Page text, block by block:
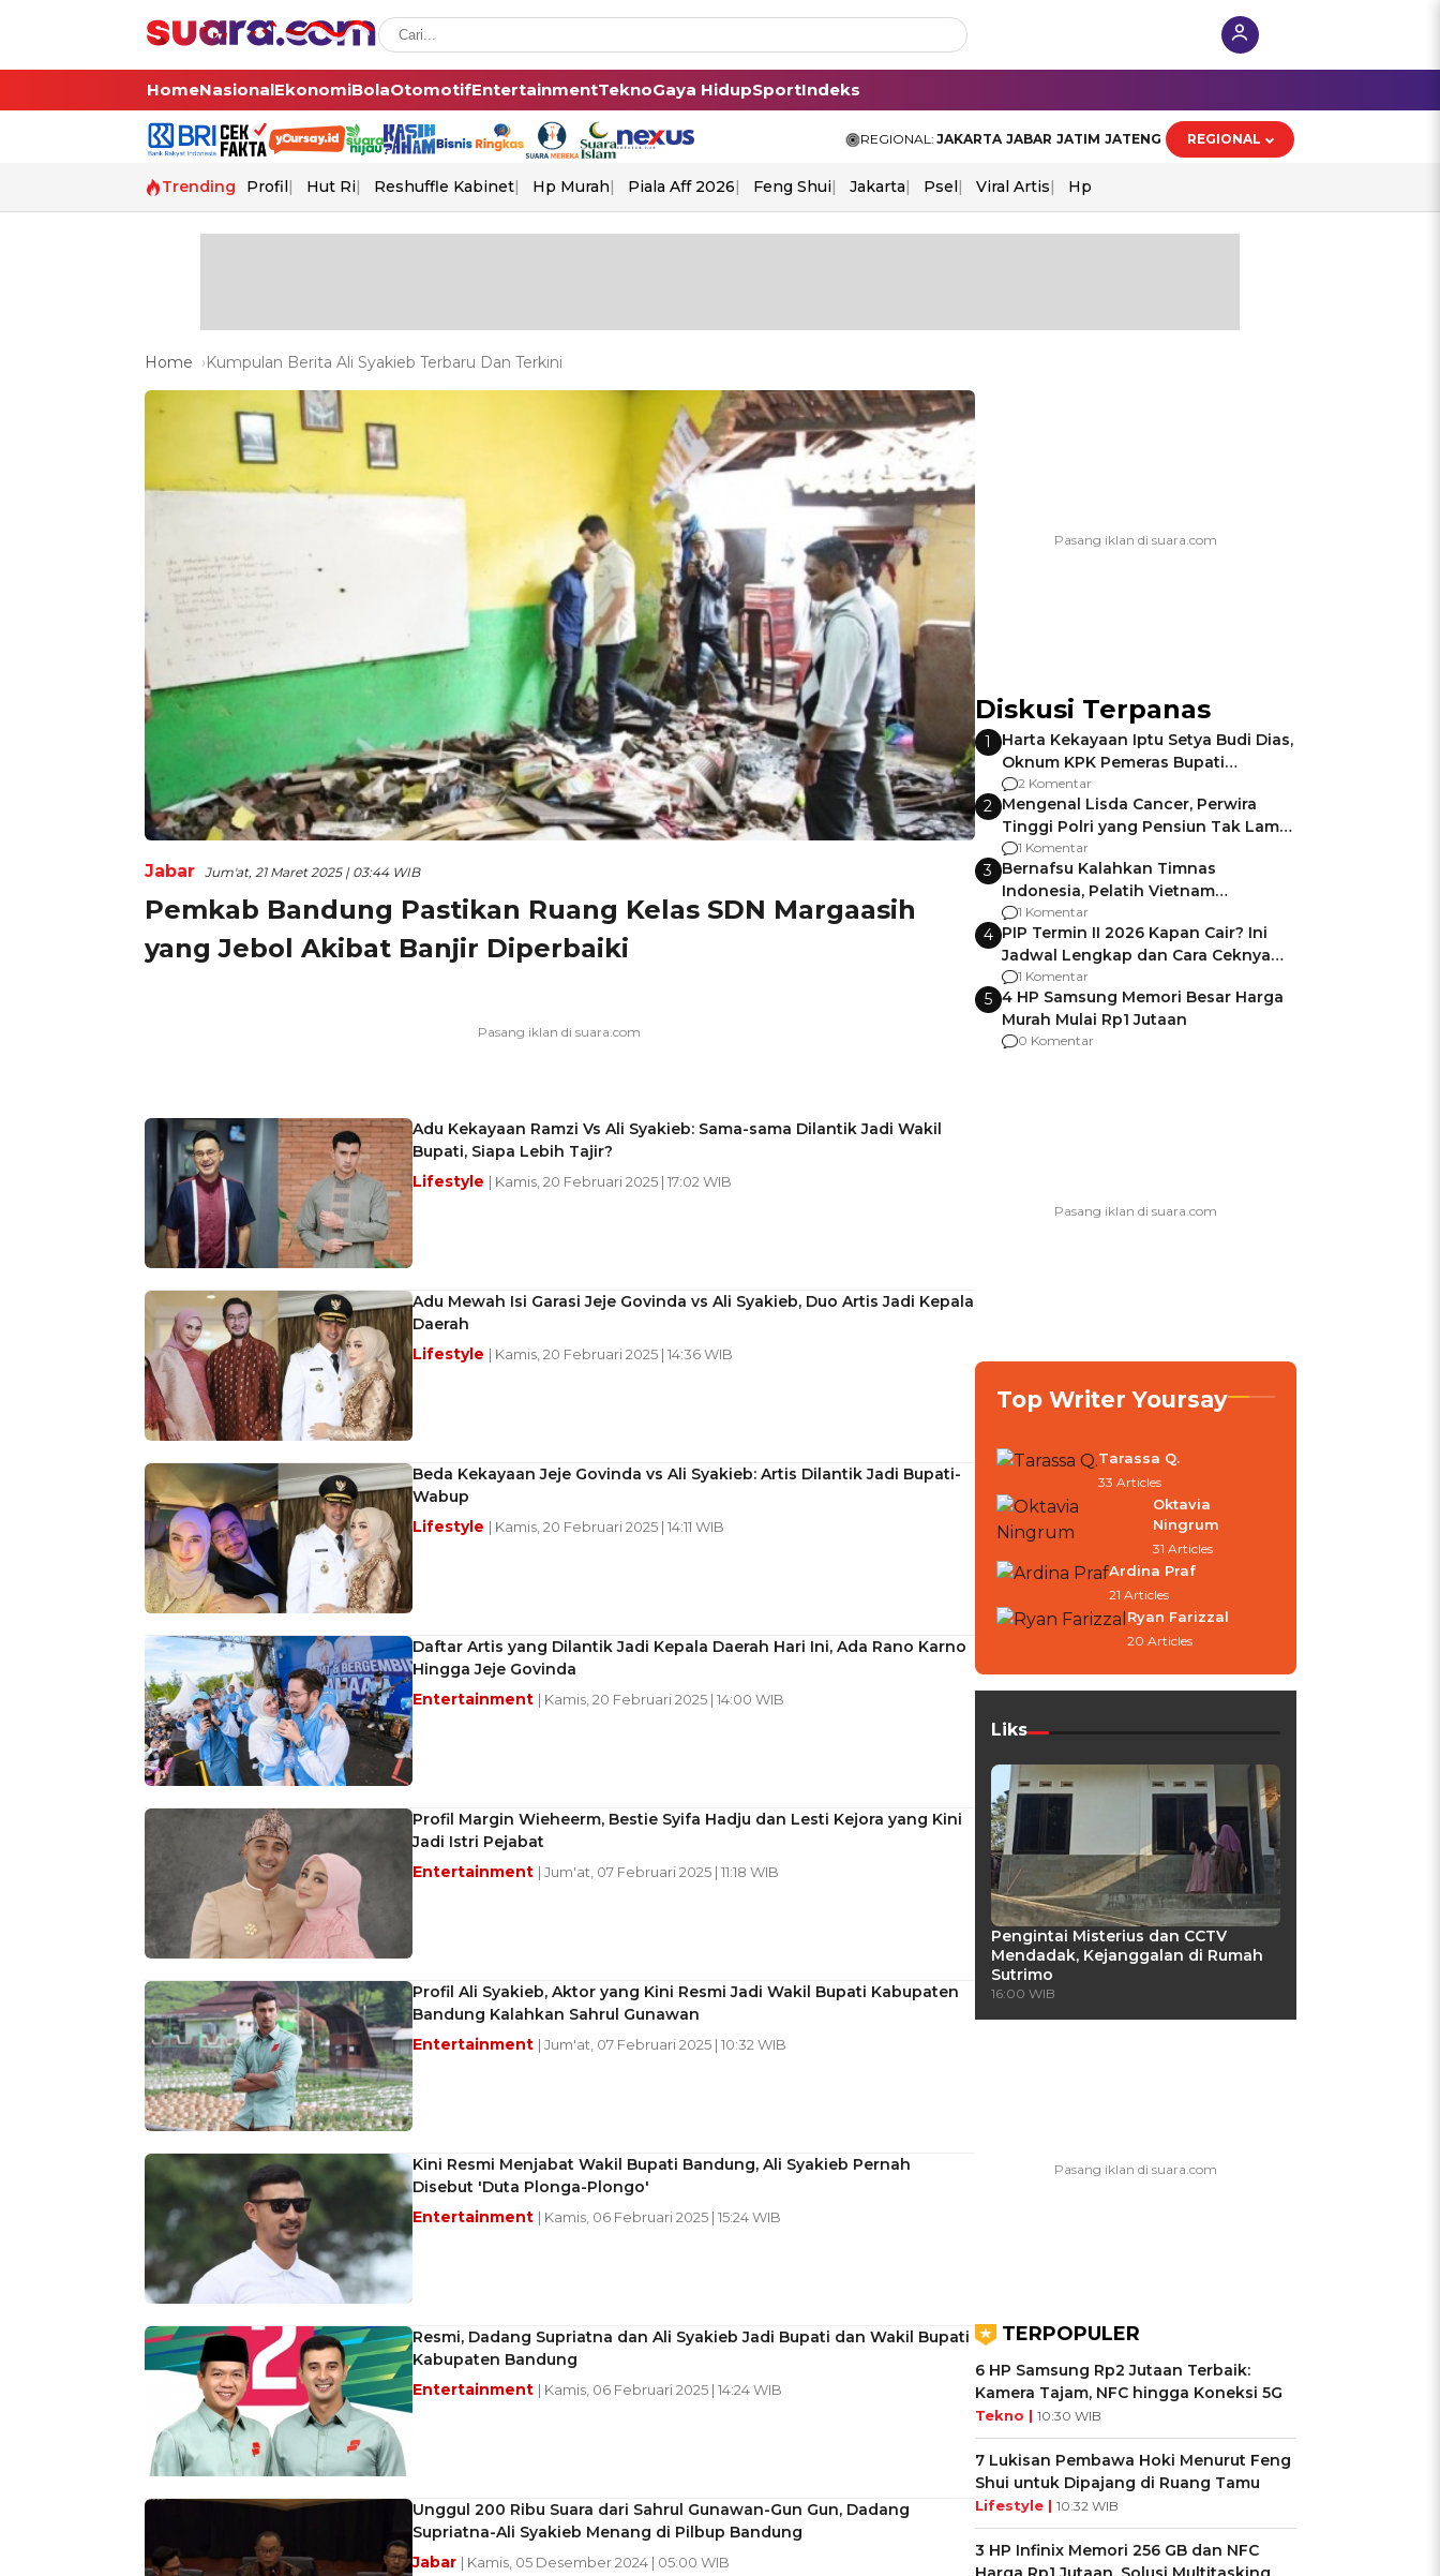
HomeNasionalEkonomiBolaOtomotifEntertainmentTeknoGaya HidupSportIndeks
REGIONAL: JAKARTA JABAR JATIM JATENG REGIONAL
Trending Profil Hut Ri Reshuffle Kabinet Hp Murah Piala Aff 2026 Feng Shui Jakarta Psel Viral Artis Hp
Home Kumpulan Berita Ali Syakieb Terbaru Dan Terkini
Jabar Jum'at, 21 Maret 2025 | 03:44 WIB
Pemkab Bandung Pastikan Ruang Kelas SDN Margaasih
yang Jebol Akibat Banjir Diperbaiki
Adu Kekayaan Ramzi Vs Ali Syakieb: Sama-sama Dilantik Jadi Wakil
Bupati, Siapa Lebih Tajir?
Lifestyle | Kamis, 20 Februari 2025 | 17:02 WIB
Adu Mewah Isi Garasi Jeje Govinda vs Ali Syakieb, Duo Artis Jadi Kepala
Daerah
Lifestyle | Kamis, 20 Februari 2025 | 14:36 WIB
Beda Kekayaan Jeje Govinda vs Ali Syakieb: Artis Dilantik Jadi Bupati-
Wabup
Lifestyle | Kamis, 20 Februari 2025 | 14:11 WIB
Daftar Artis yang Dilantik Jadi Kepala Daerah Hari Ini, Ada Rano Karno
Hingga Jeje Govinda
Entertainment | Kamis, 20 Februari 2025 | 14:00 WIB
Profil Margin Wieheerm, Bestie Syifa Hadju dan Lesti Kejora yang Kini
Jadi Istri Pejabat
Entertainment | Jum'at, 07 Februari 2025 | 11:18 WIB
Profil Ali Syakieb, Aktor yang Kini Resmi Jadi Wakil Bupati Kabupaten
Bandung Kalahkan Sahrul Gunawan
Entertainment | Jum'at, 07 Februari 2025 | 10:32 WIB
Kini Resmi Menjabat Wakil Bupati Bandung, Ali Syakieb Pernah
Disebut 'Duta Plonga-Plongo'
Entertainment | Kamis, 06 Februari 2025 | 15:24 WIB
Resmi, Dadang Supriatna dan Ali Syakieb Jadi Bupati dan Wakil Bupati
Kabupaten Bandung
Entertainment | Kamis, 06 Februari 2025 | 14:24 WIB
Unggul 200 Ribu Suara dari Sahrul Gunawan-Gun Gun, Dadang
Supriatna-Ali Syakieb Menang di Pilbup Bandung
Jabar | Kamis, 05 Desember 2024 | 05:00 WIB
Diskusi Terpanas
1
Harta Kekayaan Iptu Setya Budi Dias,
Oknum KPK Pemeras Bupati
Pemalang
2 Komentar
2 Mengenal Lisda Cancer, Perwira
Tinggi Polri yang Pensiun Tak Lama
Usai Jadi Brigjen
1 Komentar
3 Bernafsu Kalahkan Timnas
Indonesia, Pelatih Vietnam
Berencana Pakai Jimat di Pakansari
1 Komentar
4 PIP Termin II 2026 Kapan Cair? Ini
Jadwal Lengkap dan Cara Ceknya
agar Dana Tidak Hangus!
1 Komentar
5 4 HP Samsung Memori Besar Harga
Murah Mulai Rp1 Jutaan
0 Komentar
Top Writer Yoursay
Tarassa Q.
33 Articles
Oktavia
Ningrum
31 Articles
Ardina Praf
21 Articles
Ryan Farizzal
20 Articles
Liks
Pengintai Misterius dan CCTV
Mendadak, Kejanggalan di Rumah
Sutrimo
16:00 WIB
TERPOPULER
6 HP Samsung Rp2 Jutaan Terbaik:
Kamera Tajam, NFC hingga Koneksi 5G
Tekno | 10:30 WIB
7 Lukisan Pembawa Hoki Menurut Feng
Shui untuk Dipajang di Ruang Tamu
Lifestyle | 10:32 WIB
3 HP Infinix Memori 256 GB dan NFC